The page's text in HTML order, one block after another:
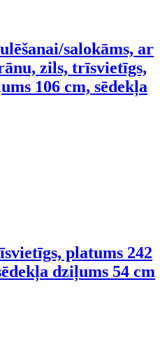
salokāms, ar
zils, trīsvietīgs,
106 cm, sēdekļa
platums 242
dziļums 54 cm